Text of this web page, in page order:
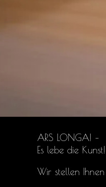
ARS LONGA! –
Es lebe die Kunst!
Wir stellen